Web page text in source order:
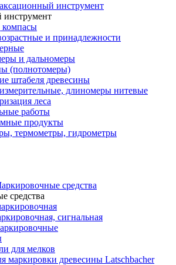
инструмент
компасы
и принадлежности
и дальномеры
(полнотомеры)
штабеля древесины
длиномеры нитевые
леса
работы
продукты
термометры, гидрометры
средства
средства
сигнальная
для мелков
маркировки древесины Latschbacher